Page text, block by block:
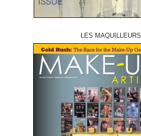
LES MAQUILLEURS